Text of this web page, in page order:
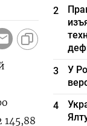
145,88
2
3
У
4